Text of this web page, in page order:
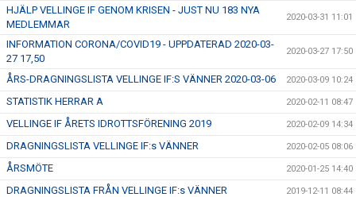
HJÄLP VELLINGE IF GENOM KRISEN - JUST NU 183 NYA
MEDLEMMAR
2020-03-31 11:01
INFORMATION CORONA/COVID19 - UPPDATERAD 2020-03-
27 17,50
2020-03-27 17:50
ÅRS-DRAGNINGSLISTA VELLINGE IF:S VÄNNER 2020-03-06 2020-03-09 10:24
STATISTIK HERRAR A 2020-02-11 08:47
VELLINGE IF ÅRETS IDROTTSFÖRENING 2019 2020-02-09 14:34
DRAGNINGSLISTA VELLINGE IF:s VÄNNER 2020-02-05 08:06
ÅRSMÖTE 2020-01-25 14:40
DRAGNINGSLISTA FRÅN VELLINGE IF:s VÄNNER 2019-12-11 08:44